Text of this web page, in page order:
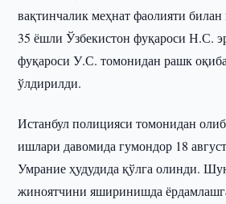
вақтинчалик меҳнат фаолияти
35 ёшли Ўзбекистон фуқароси Н.С.
фуқароси У.С. томонидан рашк
ўлдирилди.
Истанбул полицияси томонидан
ишлари давомида гумондор 18
Умрание ҳудудида қўлга олинди.
жиноятчини яширинишда